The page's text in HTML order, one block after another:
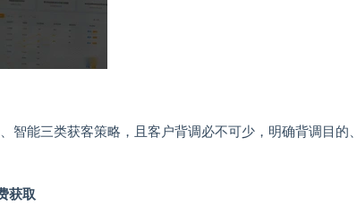
智能三类获客策略，且客户背调必不可少，明确背调目的、
获取